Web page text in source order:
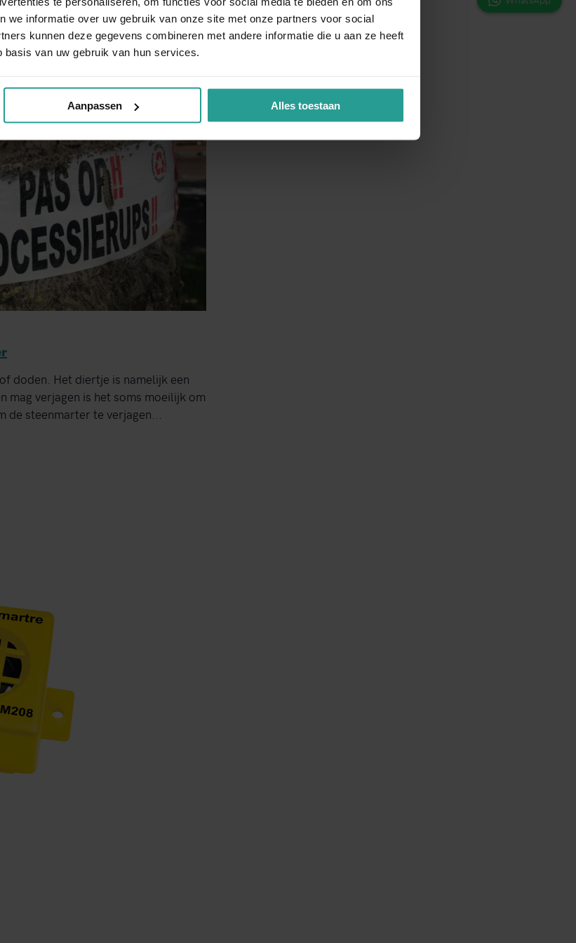
we informatie over uw gebruik van onze site met onze partners voor social
kunnen deze gegevens combineren met andere informatie die u aan ze heeft
van uw gebruik van hun services.
Aanpassen Alles toestaan
doden. Het diertje is namelijk een
verjagen is het soms moeilijk om
de steenmarter te verjagen...